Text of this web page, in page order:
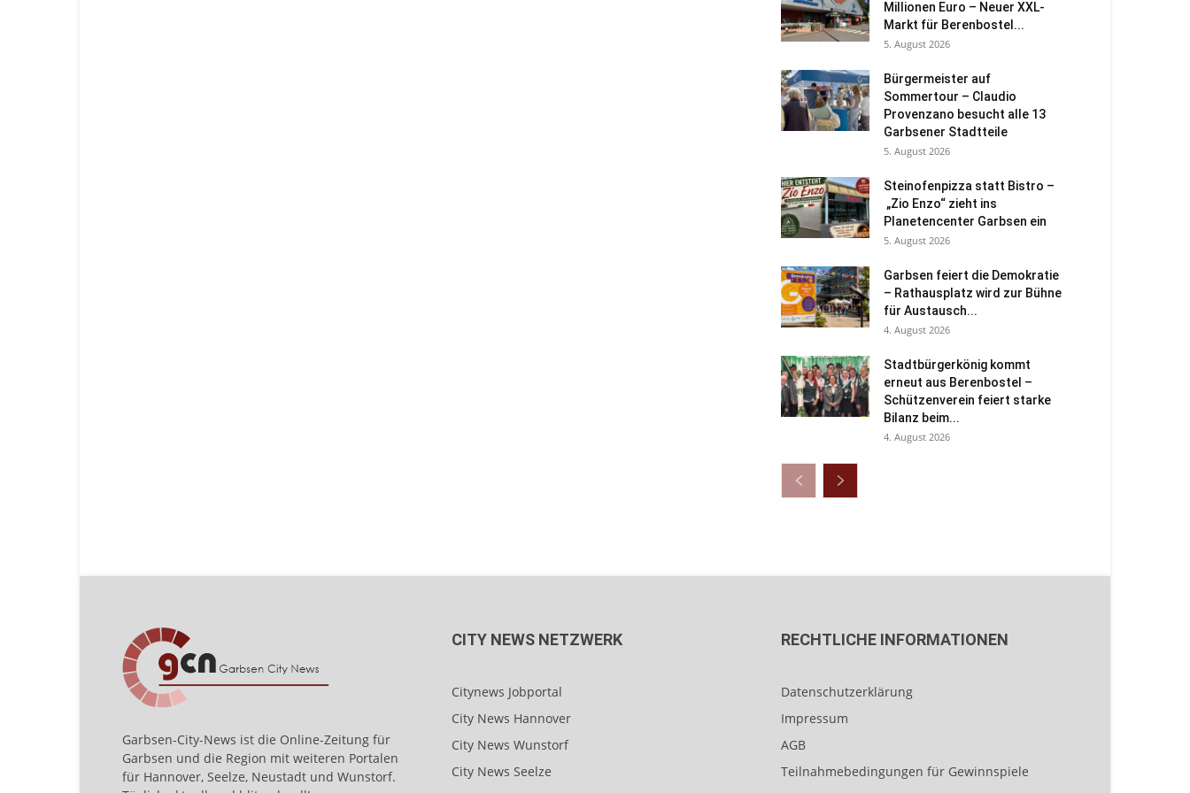
Millionen Euro – Neuer XXL-
Markt für Berenbostel...
5. August 2026
Bürgermeister auf
Sommertour – Claudio
Provenzano besucht alle 13
Garbsener Stadtteile
5. August 2026
Steinofenpizza statt Bistro –
„Zio Enzo“ zieht ins
Planetencenter Garbsen ein
5. August 2026
Garbsen feiert die Demokratie
– Rathausplatz wird zur Bühne
für Austausch...
4. August 2026
Stadtbürgerkönig kommt
erneut aus Berenbostel –
Schützenverein feiert starke
Bilanz beim...
4. August 2026
Garbsen-City-News ist die Online-Zeitung für
Garbsen und die Region mit weiteren Portalen
für Hannover, Seelze, Neustadt und Wunstorf.
CITY NEWS NETZWERK
Citynews Jobportal
City News Hannover
City News Wunstorf
City News Seelze
RECHTLICHE INFORMATIONEN
Datenschutzerklärung
Impressum
AGB
Teilnahmebedingungen für Gewinnspiele